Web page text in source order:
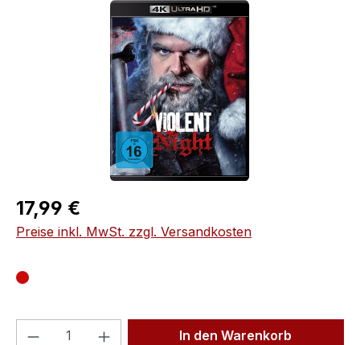
Bildergalerie überspringen
Regulärer Preis:
17,99 €
Preise inkl. MwSt. zzgl. Versandkosten
Produkt Anzahl: Gib denIn den Warenkorb